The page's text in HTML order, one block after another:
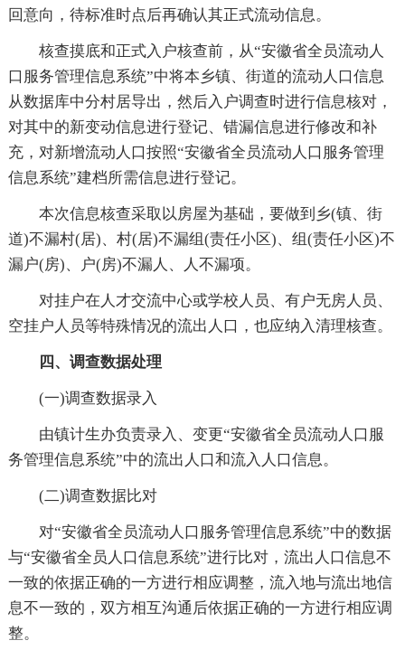
回意向，待标准时点后再确认其正式流动信息。
核查摸底和正式入户核查前，从“安徽省全员流动人
口服务管理信息系统”中将本乡镇、街道的流动人口信息
从数据库中分村居导出，然后入户调查时进行信息核对，
对其中的新变动信息进行登记、错漏信息进行修改和补
充，对新增流动人口按照“安徽省全员流动人口服务管理
信息系统”建档所需信息进行登记。
本次信息核查采取以房屋为基础，要做到乡(镇、街
道)不漏村(居)、村(居)不漏组(责任小区)、组(责任小区)不
漏户(房)、户(房)不漏人、人不漏项。
对挂户在人才交流中心或学校人员、有户无房人员、
空挂户人员等特殊情况的流出人口，也应纳入清理核查。
四、调查数据处理
(一)调查数据录入
由镇计生办负责录入、变更“安徽省全员流动人口服
务管理信息系统”中的流出人口和流入人口信息。
(二)调查数据比对
对“安徽省全员流动人口服务管理信息系统”中的数据
与“安徽省全员人口信息系统”进行比对，流出人口信息不
一致的依据正确的一方进行相应调整，流入地与流出地信
息不一致的，双方相互沟通后依据正确的一方进行相应调
整。